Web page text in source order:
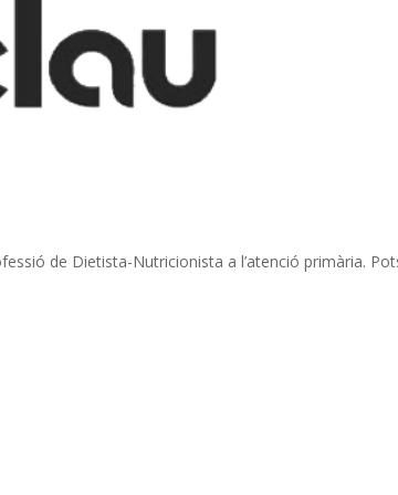
de Dietista-Nutricionista a l’atenció primària.